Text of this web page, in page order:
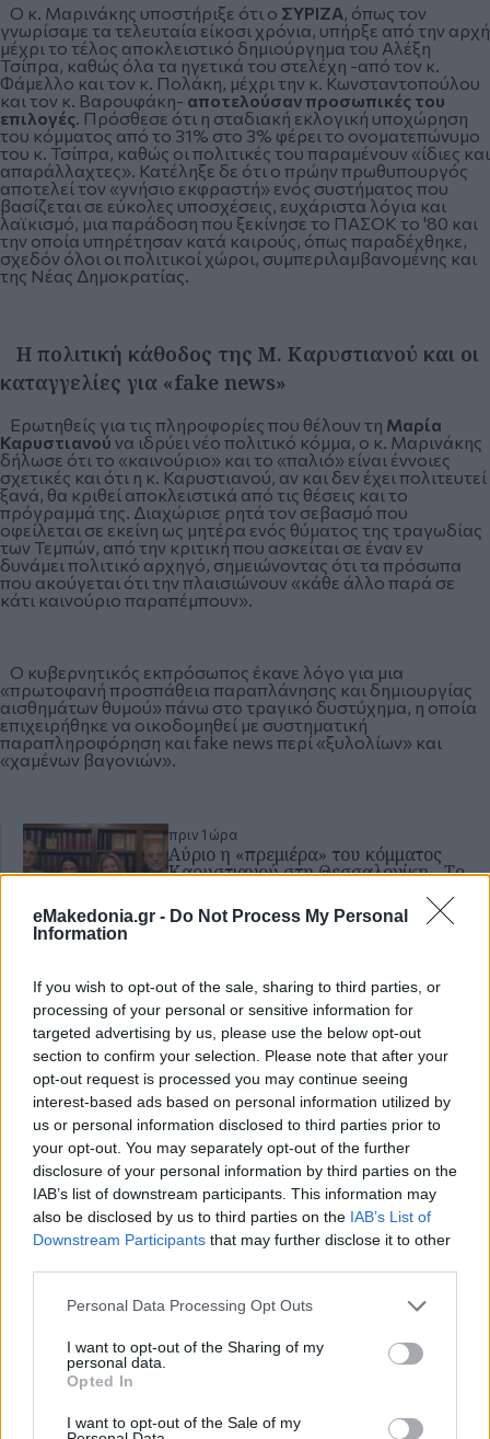
eMakedonia.gr - Do Not Process My Personal
Information
If you wish to opt-out of the sale, sharing to third parties, or
processing of your personal or sensitive information for
targeted advertising by us, please use the below opt-out
section to confirm your selection. Please note that after your
opt-out request is processed you may continue seeing
interest-based ads based on personal information utilized by
us or personal information disclosed to third parties prior to
your opt-out. You may separately opt-out of the further
disclosure of your personal information by third parties on the
IAB’s list of downstream participants. This information may
also be disclosed by us to third parties on the IAB’s List of
Downstream Participants that may further disclose it to other
Please note that this website/app uses one or more Google
not limited to your visit or usage behaviour. You may click to
grant or deny consent to Google and its third-party tags to
use your data for below specified purposes in below Google
consent section.
Personal Data Processing Opt Outs
I want to opt-out of the Sharing of my
personal data.
Opted In
I want to opt-out of the Sale of my
Ο κ. Μαρινάκης υποστήριξε ότι ο ΣΥΡΙΖΑ , όπως τον
γνωρίσαμε τα τελευταία είκοσι χρόνια, υπήρξε από την αρχή
μέχρι το τέλος αποκλειστικό δημιούργημα του Αλέξη
Τσίπρα, καθώς όλα τα ηγετικά του στελέχη -από τον κ.
Φάμελλο και τον κ. Πολάκη, μέχρι την κ. Κωνσταντοπούλου
και τον κ. Βαρουφάκη- αποτελούσαν προσωπικές του
επιλογές . Πρόσθεσε ότι η σταδιακή εκλογική υποχώρηση
του κόμματος από το 31% στο 3% φέρει το ονοματεπώνυμο
του κ. Τσίπρα, καθώς οι πολιτικές του παραμένουν «ίδιες και
απαράλλαχτες». Κατέληξε δε ότι ο πρώην πρωθυπουργός
αποτελεί τον «γνήσιο εκφραστή» ενός συστήματος που
βασίζεται σε εύκολες υποσχέσεις, ευχάριστα λόγια και
λαϊκισμό, μια παράδοση που ξεκίνησε το ΠΑΣΟΚ το '80 και
την οποία υπηρέτησαν κατά καιρούς, όπως παραδέχθηκε,
σχεδόν όλοι οι πολιτικοί χώροι, συμπεριλαμβανομένης και
της Νέας Δημοκρατίας.
Η πολιτική κάθοδος της Μ. Καρυστιανού και οι
καταγγελίες για «fake news»
Ερωτηθείς για τις πληροφορίες που θέλουν τη Μαρία
Καρυστιανού να ιδρύει νέο πολιτικό κόμμα, ο κ. Μαρινάκης
δήλωσε ότι το «καινούριο» και το «παλιό» είναι έννοιες
σχετικές και ότι η κ. Καρυστιανού, αν και δεν έχει πολιτευτεί
ξανά, θα κριθεί αποκλειστικά από τις θέσεις και το
πρόγραμμά της. Διαχώρισε ρητά τον σεβασμό που
οφείλεται σε εκείνη ως μητέρα ενός θύματος της τραγωδίας
των Τεμπών, από την κριτική που ασκείται σε έναν εν
δυνάμει πολιτικό αρχηγό, σημειώνοντας ότι τα πρόσωπα
που ακούγεται ότι την πλαισιώνουν «κάθε άλλο παρά σε
κάτι καινούριο παραπέμπουν».
Ο κυβερνητικός εκπρόσωπος έκανε λόγο για μια
«πρωτοφανή προσπάθεια παραπλάνησης και δημιουργίας
αισθημάτων θυμού» πάνω στο τραγικό δυστύχημα, η οποία
επιχειρήθηκε να οικοδομηθεί με συστηματική
παραπληροφόρηση και fake news περί «ξυλολίων» και
«χαμένων βαγονιών».
πριν 1 ώρα
Αύριο η «πρεμιέρα» του κόμματος
Καρυστιανού στη Θεσσαλονίκη - Το
εκπλήξεις
ΠΟΛΙΤΙΚΗ
«Εκεί ναι, είδαμε πάρα πολλά περίεργα πράγματα να
συμβαίνουν αλλά δεν είμαι το "ηλεκτρονικό έγκλημα" ή η
δικαιοσύνη για να σας δώσω απαντήσεις. Δεν μπορώ να
ξέρω ποιοι ήταν πίσω από όλο αυτό, αν ήταν συντονισμένο.
Σίγουρα συμμετείχε σε όλη αυτή την προσπάθεια το
μεγαλύτερο μέρος αν όχι όλη η Αντιπολίτευση της χώρας...
Άλλο ένα δεδομένο είναι ότι ακούγονται πρόσωπα κοντά
στην κ. Καρυστιανού, που φαίνεται ότι έχουν μια
προνομιακή σχέση με την Ρωσία.»
Ο κ. Μαρινάκης διευκρίνισε ότι είναι νωρίς για να εξαχθούν
ικανότητα της Νέας Δημοκρατίας να πείσει εκ νέου τους
πολίτες και να εξασφαλίσει μια καθαρή αυτοδυναμία δεν
εξαρτάται από τις κινήσεις της κ. Καρυστιανού, αλλά από τη
συνέπεια, το έργο και το πρόγραμμα της ίδιας της
κυβέρνησης.